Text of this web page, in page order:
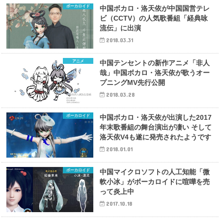
ボーカロイド
中国ボカロ・洛天依が中国国営テレ
ビ（CCTV）の人気歌番組「経典咏
流伝」に出演
2018.03.31
アニメ
中国テンセントの新作アニメ「非人
哉」中国ボカロ・洛天依が歌うオー
プニングMV先行公開
2018.03.28
ボーカロイド
中国ボカロ・洛天依が出演した2017
年末歌番組の舞台演出が凄い そして
洛天依V4も遂に発売されたようです
2018.01.01
ボーカロイド
中国マイクロソフトの人工知能「微
軟小冰」がボーカロイドに喧嘩を売
って炎上中
2017.10.18